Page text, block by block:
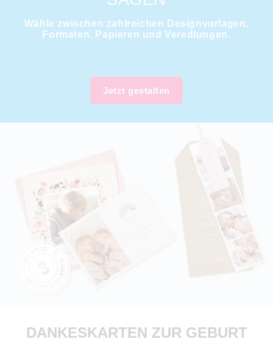
Wähle zwischen zahlreichen Designvorlagen,
Formaten, Papieren und Veredlungen.
Jetzt gestalten
DANKESKARTEN ZUR GEBURT